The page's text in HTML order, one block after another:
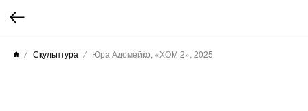
Скульптура Юра Адомейко, «ХОМ 2», 2025